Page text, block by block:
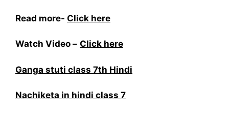
Read more- Click here
Watch Video – Click here
Ganga stuti class 7th Hindi
Nachiketa in hindi class 7